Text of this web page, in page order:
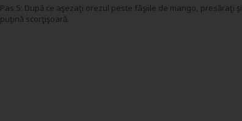
Pas 5: După ce aşezaţi orezul peste fâşiile de mango, presăraţi şi
puţină scorţişoară.